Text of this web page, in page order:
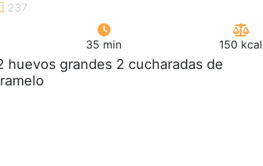
35 min 150 kcal
huevos grandes 2 cucharadas de